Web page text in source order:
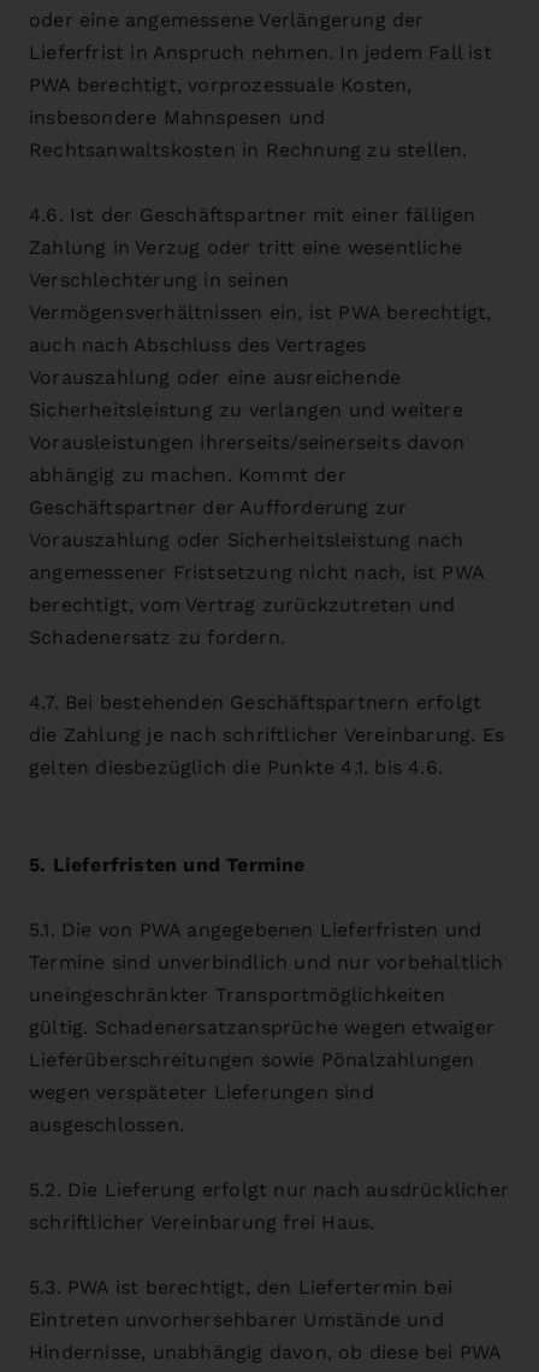
oder eine angemessene Verlängerung der
Lieferfrist in Anspruch nehmen. In jedem Fall ist
PWA berechtigt, vorprozessuale Kosten,
insbesondere Mahnspesen und
Rechtsanwaltskosten in Rechnung zu stellen.
4.6. Ist der Geschäftspartner mit einer fälligen
Zahlung in Verzug oder tritt eine wesentliche
Verschlechterung in seinen
Vermögensverhältnissen ein, ist PWA berechtigt,
auch nach Abschluss des Vertrages
Vorauszahlung oder eine ausreichende
Sicherheitsleistung zu verlangen und weitere
Vorausleistungen ihrerseits/seinerseits davon
abhängig zu machen. Kommt der
Geschäftspartner der Aufforderung zur
Vorauszahlung oder Sicherheitsleistung nach
angemessener Fristsetzung nicht nach, ist PWA
berechtigt, vom Vertrag zurückzutreten und
Schadenersatz zu fordern.
4.7. Bei bestehenden Geschäftspartnern erfolgt
die Zahlung je nach schriftlicher Vereinbarung. Es
gelten diesbezüglich die Punkte 4.1. bis 4.6.
5. Lieferfristen und Termine
5.1. Die von PWA angegebenen Lieferfristen und
Termine sind unverbindlich und nur vorbehaltlich
uneingeschränkter Transportmöglichkeiten
gültig. Schadenersatzansprüche wegen etwaiger
Lieferüberschreitungen sowie Pönalzahlungen
wegen verspäteter Lieferungen sind
ausgeschlossen.
5.2. Die Lieferung erfolgt nur nach ausdrücklicher
schriftlicher Vereinbarung frei Haus.
5.3. PWA ist berechtigt, den Liefertermin bei
Eintreten unvorhersehbarer Umstände und
Hindernisse, unabhängig davon, ob diese bei PWA